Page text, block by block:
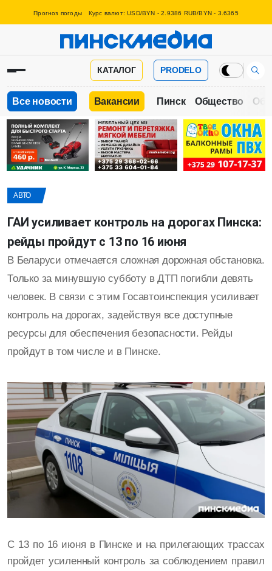
Прогноз погоды Курс валют: USD/BYN - 2.9386 RUB/BYN - 3.6365
КАТАЛОГ PRODELO
Все новости Вакансии Пинск Общество
АВТО
ГАИ усиливает контроль на дорогах Пинска:
рейды пройдут с 13 по 16 июня
В Беларуси отмечается сложная дорожная обстановка.
Только за минувшую субботу в ДТП погибли девять
человек. В связи с этим Госавтоинспекция усиливает
контроль на дорогах, задействуя все доступные
ресурсы для обеспечения безопасности. Рейды
пройдут в том числе и в Пинске.
С 13 по 16 июня в Пинске и на прилегающих трассах
пройдет усиленный контроль за соблюдением правил